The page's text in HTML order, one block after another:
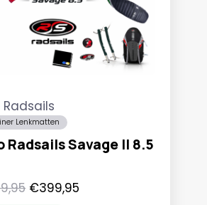
Radsails
Lenkmatten
Radsails Savage II 8.5
Ursprünglicher
€399,95